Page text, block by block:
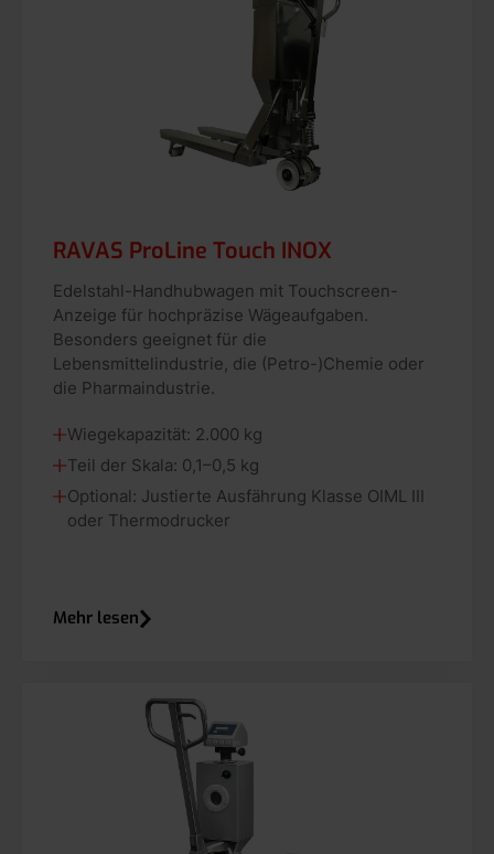
RAVAS ProLine Touch INOX
Edelstahl-Handhubwagen mit Touchscreen-
Anzeige für hochpräzise Wägeaufgaben.
Besonders geeignet für die
Lebensmittelindustrie, die (Petro-)Chemie oder
die Pharmaindustrie.
Wiegekapazität: 2.000 kg
Teil der Skala: 0,1–0,5 kg
Optional: Justierte Ausfährung Klasse OIML III
oder Thermodrucker
Mehr lesen